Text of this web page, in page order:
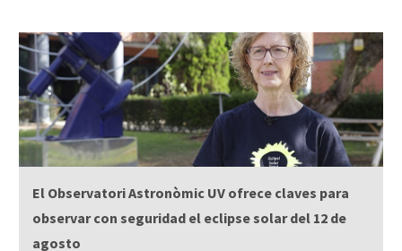
El Observatori Astronòmic UV ofrece claves para
observar con seguridad el eclipse solar del 12 de
agosto